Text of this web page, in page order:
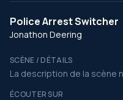
Police Arrest Switcher
Jonathon Deering
SCÈNE / DÉTAILS
La description de la scène
ÉCOUTER SUR